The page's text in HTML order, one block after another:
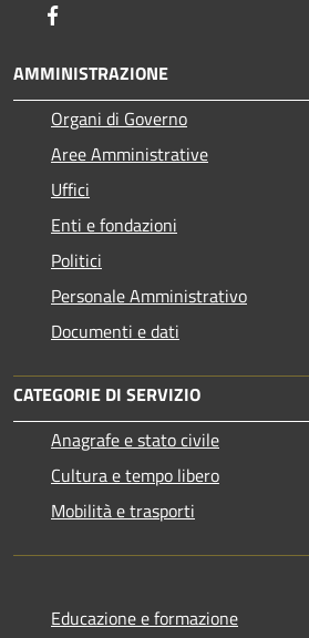
AMMINISTRAZIONE
Organi di Governo
Aree Amministrative
Uffici
Enti e fondazioni
Politici
Personale Amministrativo
Documenti e dati
CATEGORIE DI SERVIZIO
Anagrafe e stato civile
Cultura e tempo libero
Mobilità e trasporti
Educazione e formazione